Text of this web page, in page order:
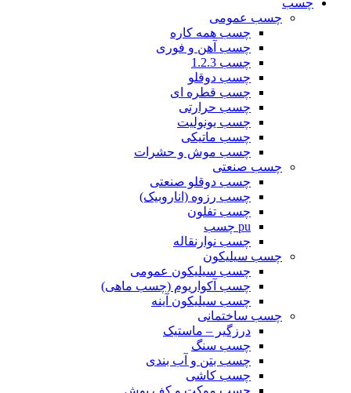
چسب
چسب عمومی
چسب همه کاره
چسب آهن و فوری
چسب 1.2.3
چسب دوقلو
چسب قطره ای
چسب حرارتی
چسب یونولیت
چسب ماتیکی
چسب موش و حشرات
چسب صنعتی
چسب دوقلو صنعتی
چسب رزوه (اناروبیک)
چسب تفلون
pu چسب
چسب نوارنقاله
چسب سیلیکون
چسب سیلیکون عمومی
چسب آکواریوم (چسب ماهی)
چسب سیلیکون آینه
چسب ساختمانی
درزگیر – ماستیک
چسب سنگ
چسب بتن و آب بندی
چسب کاشی